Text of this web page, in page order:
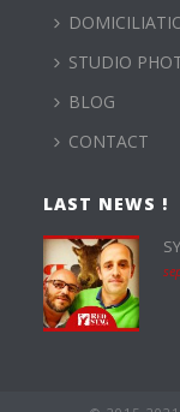
STUDIO
BLOG
CONTACT
LAST NEWS !